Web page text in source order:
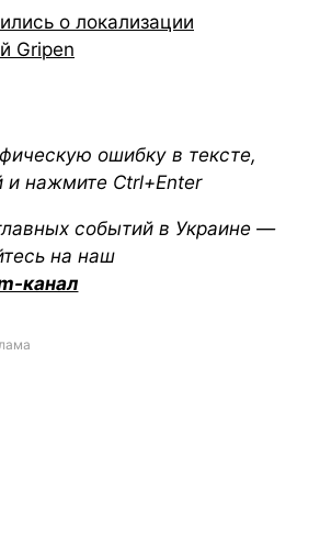
о локализации
Gripen
ошибку в тексте,
нажмите Ctrl+Enter
событий в Украине —
на наш
канал